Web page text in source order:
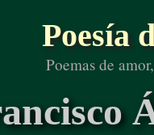
Poesía
Poemas de